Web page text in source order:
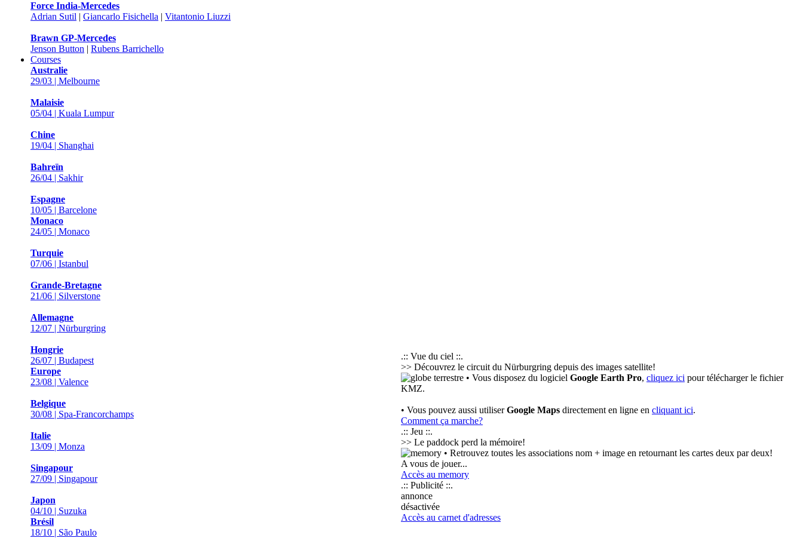
Force India-Mercedes
Adrian Sutil | Giancarlo Fisichella | Vitantonio Liuzzi
Brawn GP-Mercedes
Jenson Button | Rubens Barrichello
Courses
Australie
29/03 | Melbourne
Malaisie
05/04 | Kuala Lumpur
Chine
19/04 | Shanghai
Bahreïn
26/04 | Sakhir
Espagne
10/05 | Barcelone
Monaco
24/05 | Monaco
Turquie
07/06 | Istanbul
Grande-Bretagne
21/06 | Silverstone
Allemagne
12/07 | Nürburgring
Hongrie
26/07 | Budapest
Europe
23/08 | Valence
Belgique
30/08 | Spa-Francorchamps
Italie
13/09 | Monza
Singapour
27/09 | Singapour
Japon
04/10 | Suzuka
Brésil
18/10 | São Paulo
.:: Vue du ciel ::.
>> Découvrez le circuit du Nürburgring depuis des images satellite!
• Vous disposez du logiciel Google Earth Pro, cliquez ici pour télécharger le fichier
KMZ.
• Vous pouvez aussi utiliserGoogle Maps directement en ligne en cliquant ici.
Comment ça marche?
.:: Jeu ::.
>> Le paddock perd la mémoire!
• Retrouvez toutes les associations nom + image en retournant les cartes deux par deux!
A vous de jouer...
Accès au memory
.:: Publicité ::.
annonce
désactivée
Accès au carnet d'adresses